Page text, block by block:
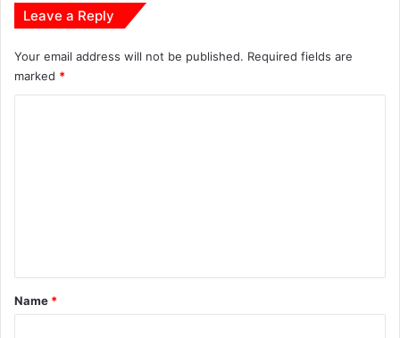
Leave a Reply
Your email address will not be published. Required fields are
marked *
*
Name *